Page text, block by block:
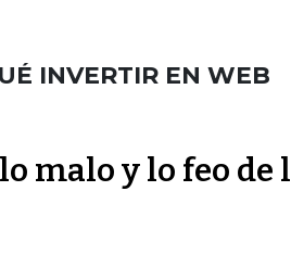
INVERTIR EN WEB
malo y lo feo de